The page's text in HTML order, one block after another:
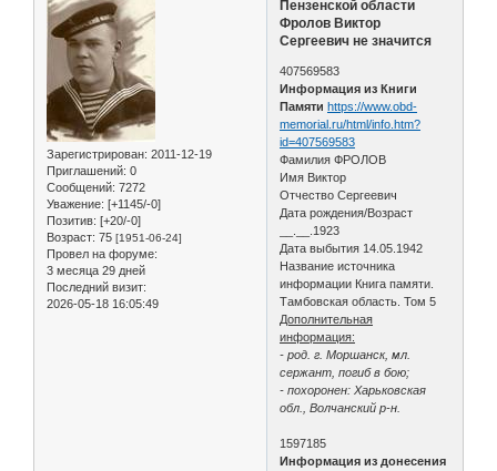
Зарегистрирован: 2011-12-19
Приглашений: 0
Сообщений: 7272
Уважение: [+1145/-0]
Позитив: [+20/-0]
Возраст: 75 [1951-06-24]
Провел на форуме:
3 месяца 29 дней
Последний визит:
2026-05-18 16:05:49
Пензенской области
Фролов Виктор
Сергеевич не значится
407569583
Информация из Книги
Памяти https://www.obd-
memorial.ru/html/info.htm?
id=407569583
Фамилия ФРОЛОВ
Имя Виктор
Отчество Сергеевич
Дата рождения/Возраст
__.__.1923
Дата выбытия 14.05.1942
Название источника
информации Книга памяти.
Тамбовская область. Том 5
Дополнительная
информация:
- род. г. Моршанск, мл.
сержант, погиб в бою;
- похоронен: Харьковская
обл., Волчанский р-н.
1597185
Информация из донесения